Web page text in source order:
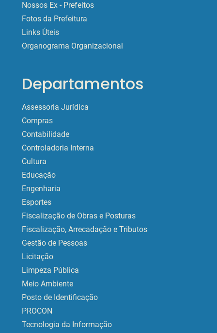
Nossos Ex - Prefeitos
Fotos da Prefeitura
Links Úteis
Organograma Organizacional
Departamentos
Assessoria Jurídica
Compras
Contabilidade
Controladoria Interna
Cultura
Educação
Engenharia
Esportes
Fiscalização de Obras e Posturas
Fiscalização, Arrecadação e Tributos
Gestão de Pessoas
Licitação
Limpeza Pública
Meio Ambiente
Posto de Identificação
PROCON
Tecnologia da Informação